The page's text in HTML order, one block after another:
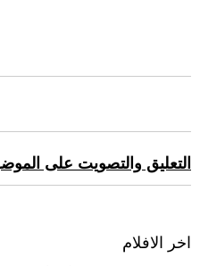
التعليق والتصويت على
اخر الافلام